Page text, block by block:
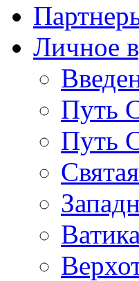
Личное
Путь
Путь